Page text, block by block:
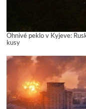
Ohnivé peklo v Kyjeve:
kusy